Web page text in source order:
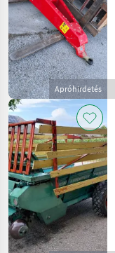
Apróhirdetés